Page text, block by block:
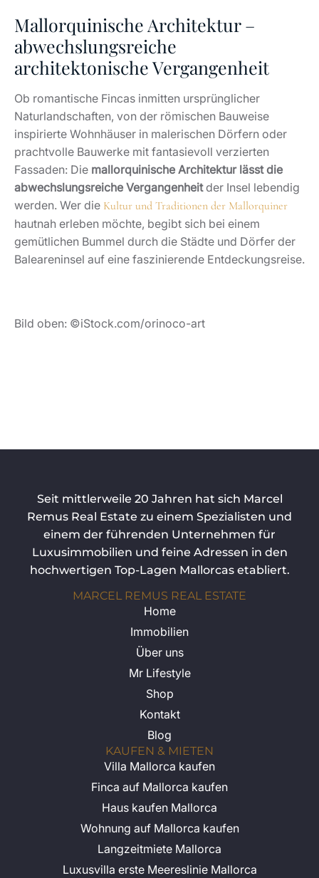
Mallorquinische Architektur –
abwechslungsreiche
architektonische Vergangenheit
Ob romantische Fincas inmitten ursprünglicher
Naturlandschaften, von der römischen Bauweise
inspirierte Wohnhäuser in malerischen Dörfern oder
prachtvolle Bauwerke mit fantasievoll verzierten
Fassaden: Die mallorquinische Architektur lässt die
abwechslungsreiche Vergangenheitder Insel lebendig
werden. Wer die Kultur und Traditionen der Mallorquiner
hautnah erleben möchte, begibt sich bei einem
gemütlichen Bummel durch die Städte und Dörfer der
Baleareninsel auf eine faszinierende Entdeckungsreise.
Bild oben: ©iStock.com/orinoco-art
Seit mittlerweile 20 Jahren hat sich Marcel
Remus Real Estate zu einem Spezialisten und
einem der führenden Unternehmen für
Luxusimmobilien und feine Adressen in den
hochwertigen Top-Lagen Mallorcas etabliert.
MARCEL REMUS REAL ESTATE
Home
Immobilien
Über uns
Mr Lifestyle
Shop
Kontakt
Blog
KAUFEN & MIETEN
Villa Mallorca kaufen
Finca auf Mallorca kaufen
Haus kaufen Mallorca
Wohnung auf Mallorca kaufen
Langzeitmiete Mallorca
Luxusvilla erste Meereslinie Mallorca